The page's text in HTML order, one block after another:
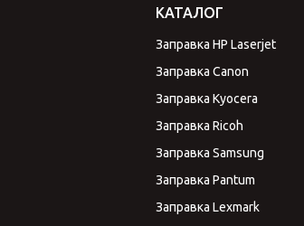
КАТАЛОГ
Заправка HP Laserjet
Заправка Canon
Заправка Kyocera
Заправка Ricoh
Заправка Samsung
Заправка Pantum
Заправка Lexmark